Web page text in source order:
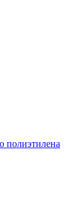
полиэтилена